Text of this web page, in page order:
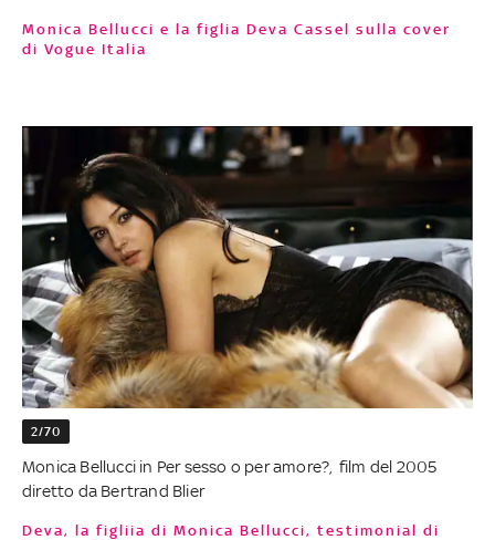
Monica Bellucci e la figlia Deva Cassel sulla cover
di Vogue Italia
2/70
Monica Bellucci in Per sesso o per amore?, film del 2005
diretto da Bertrand Blier
Deva, la figliia di Monica Bellucci, testimonial di